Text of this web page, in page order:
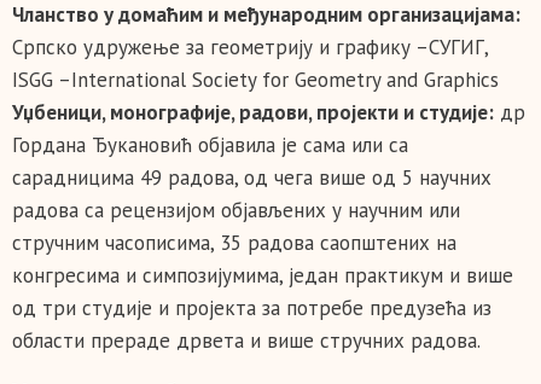
Чланство у домаћим и међународним организацијама:
Српско удружење за геометрију и графику –СУГИГ,
ISGG –International Society for Geometry and Graphics
Уџбеници, монографије, радови, пројекти и студије: др
Гордана Ђукановић објавила је сама или са
сарадницима 49 радова, од чега више од 5 научних
радова са рецензијом објављених у научним или
стручним часописима, 35 радова саопштених на
конгресима и симпозијумима, један практикум и више
од три студије и пројекта за потребе предузећа из
области прераде дрвета и више стручних радова.